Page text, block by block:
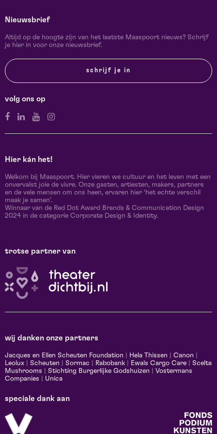
Nieuwsbrief
Altijd op de hoogte zijn van het laatste Maaspoort nieuws? Schrijf
je hier in voor onze nieuwsbrief.
schrijf je in
volg ons op
Hier kán het!
Welkom bij Maaspoort. Hier vieren we cultuur en het leven met een
onvervalst joie de vivre. Onze gasten, artiesten, makers, partners
en de vele mensen om ons heen, ervaren hier ‘het echte verschil
maak je samen’.
Winnaar van de Red Dot Award Brands & Communication Design
2024 in de categorie Corporate Design & Identity.
trotse partner van
wij danken onze partners
Jacques en Ellen Scheuten Foundation Hela Thissen Canon
Leolux
Scheuten Sormac Rabobank Ewals Cargo Care
Scelta
Mushrooms
Stichting Burgerlijke Godshuizen
Vostermans
Companies
Unica
speciale dank aan